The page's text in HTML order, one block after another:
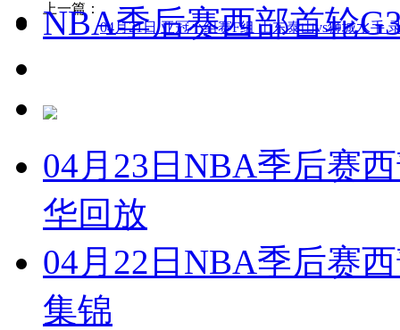
上一篇：04月21日 亚冠小组赛F组 山东泰山vs狮城水手
NBA季后赛西部首轮
04月23日NBA季后赛
华回放
04月22日NBA季后赛
集锦